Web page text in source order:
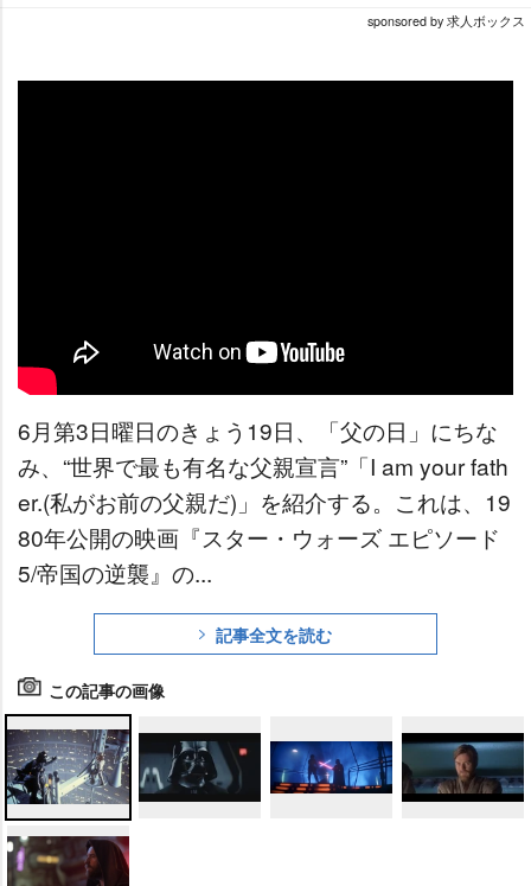
sponsored by 求人ボックス
6月第3日曜日のきょう19日、「父の日」にちな
み、“世界で最も有名な父親宣言”「I am your fath
er.(私がお前の父親だ)」を紹介する。これは、19
80年公開の映画『スター・ウォーズ エピソード
5/帝国の逆襲』の...
記事全文を読む
この記事の画像